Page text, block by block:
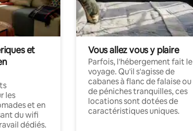
et
les
et en
du wifi
dédiés.
Vous allez vous y plaire
Parfois, l'hébergement fait le
voyage. Qu'il s'agisse de
cabanes à flanc de falaise ou
de péniches tranquilles, ces
locations sont dotées de
caractéristiques uniques.